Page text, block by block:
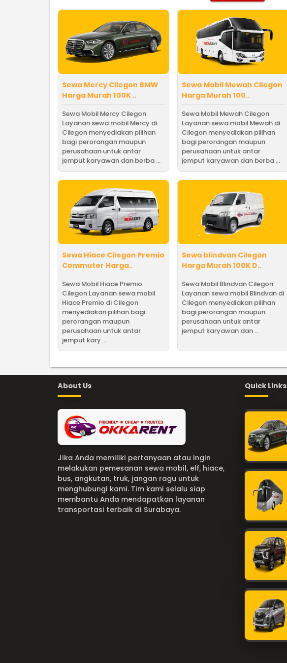
Sewa Mercy Cilegon BMW
Harga Murah 100K ..
Sewa Mobil Mercy Cilegon
Layanan sewa mobil Mercy di
Cilegon menyediakan pilihan
bagi perorangan maupun
perusahaan untuk antar
jemput karyawan dan berba ...
Sewa Mobil Mewah Cilegon
Harga Murah 100..
Sewa Mobil Mewah Cilegon
Layanan sewa mobil Mewah di
Cilegon menyediakan pilihan
bagi perorangan maupun
perusahaan untuk antar
jemput karyawan dan berba ...
Sewa Hiace Cilegon Premio
Commuter Harga..
Sewa Mobil Hiace Premio
Cilegon Layanan sewa mobil
Hiace Premio di Cilegon
menyediakan pilihan bagi
perorangan maupun
perusahaan untuk antar
jemput kary ...
Sewa blindvan Cilegon
Harga Murah 100K D..
Sewa Mobil Blindvan Cilegon
Layanan sewa mobil Blindvan di
Cilegon menyediakan pilihan
bagi perorangan maupun
perusahaan untuk antar
jemput karyawan dan ...
About Us
Jika Anda memiliki pertanyaan atau ingin
melakukan pemesanan sewa mobil, elf, hiace,
bus, angkutan, truk, jangan ragu untuk
menghubungi kami. Tim kami selalu siap
membantu Anda mendapatkan layanan
transportasi terbaik di Surabaya.
Quick Links